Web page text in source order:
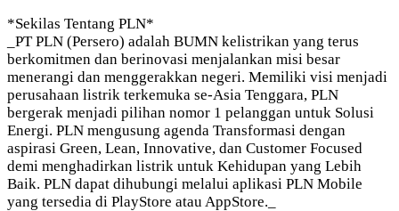
*Sekilas Tentang PLN*
_PT PLN (Persero) adalah BUMN kelistrikan yang terus
berkomitmen dan berinovasi menjalankan misi besar
menerangi dan menggerakkan negeri. Memiliki visi menjadi
perusahaan listrik terkemuka se-Asia Tenggara, PLN
bergerak menjadi pilihan nomor 1 pelanggan untuk Solusi
Energi. PLN mengusung agenda Transformasi dengan
aspirasi Green, Lean, Innovative, dan Customer Focused
demi menghadirkan listrik untuk Kehidupan yang Lebih
Baik. PLN dapat dihubungi melalui aplikasi PLN Mobile
yang tersedia di PlayStore atau AppStore._